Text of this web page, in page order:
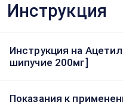
Инструкция
Инструкция на
шипучие 200мг]
Показания к